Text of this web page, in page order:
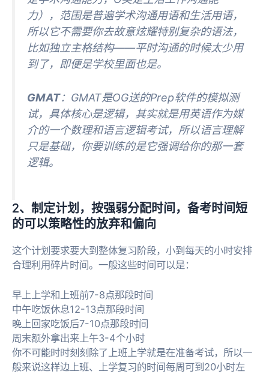
力），范围是普遍学术沟通用语和生活用语，
所以它不需要你去故意炫耀特别复杂的语法，
比如独立主格结构——平时沟通的时候太少用
到了，即便是学校里面也是。
GMAT：GMAT是OG送的Prep软件的模拟测
试，具体核心是逻辑，其实就是用英语作为媒
介的一个数理和语言逻辑考试，所以语言理解
只是基础，你要训练的是它强调给你的那一套
逻辑。
2、制定计划，按强弱分配时间，备考时间短
的可以策略性的放弃和偏向
这个计划要求要大到整体复习阶段，小到每天的小时安排
合理利用碎片时间。一般这些时间可以是：
早上上学和上班前7-8点那段时间
中午吃饭休息12-13点那段时间
晚上回家吃饭后7-10点那段时间
周末额外拿出来上午3-4个小时
你不可能时时刻刻除了上班上学就是在准备考试，所以一
般来说这样边上班、上学复习的时间每周可到20小时左